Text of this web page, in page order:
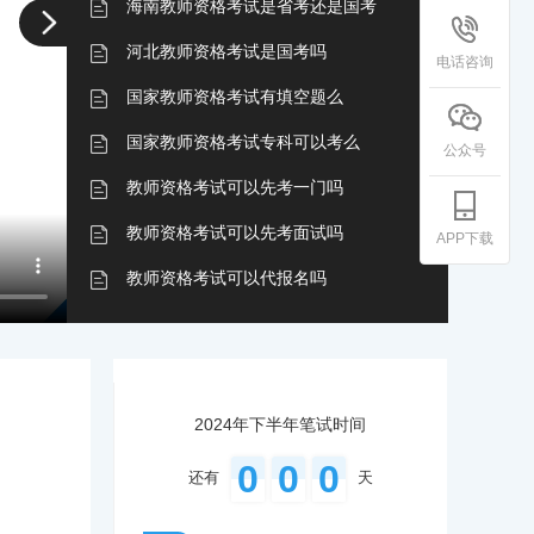
海南教师资格考试是省考还是国考
河北教师资格考试是国考吗
国家教师资格考试有填空题么
国家教师资格考试专科可以考么
教师资格考试可以先考一门吗
教师资格考试可以先考面试吗
教师资格考试可以代报名吗
云南教师资格考试一年有几次
国家教师资格考试有哪些科目
2024年下半年笔试时间
还有 0 0 0 天
电话咨询
公众号
APP下载